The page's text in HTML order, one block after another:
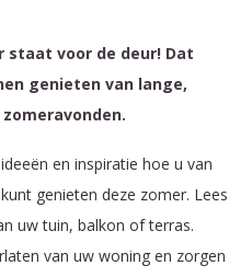
staat voor de deur! Dat
genieten van lange,
en inspiratie hoe u van
genieten deze zomer. Lees
uw tuin, balkon of terras.
van uw woning en zorgen